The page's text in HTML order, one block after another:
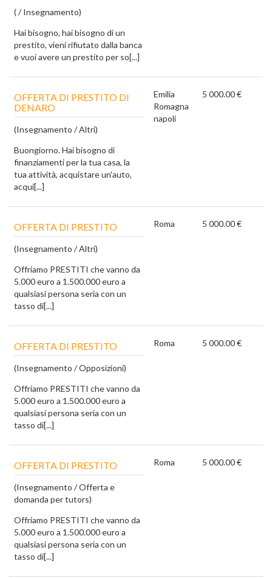
( / Insegnamento)
Hai bisogno, hai bisogno di un
prestito, vieni rifiutato dalla banca
e vuoi avere un prestito per so[...]
OFFERTA DI PRESTITO DI
DENARO
(Insegnamento / Altri)
Buongiorno. Hai bisogno di
finanziamenti per la tua casa, la
tua attività, acquistare un'auto,
acqui[...]
Emilia
Romagna
napoli
5 000.00 €
OFFERTA DI PRESTITO
(Insegnamento / Altri)
Offriamo PRESTITI che vanno da
5.000 euro a 1.500.000 euro a
qualsiasi persona seria con un
tasso di[...]
Roma 5 000.00 €
OFFERTA DI PRESTITO
(Insegnamento / Opposizioni)
Offriamo PRESTITI che vanno da
5.000 euro a 1.500.000 euro a
qualsiasi persona seria con un
tasso di[...]
Roma 5 000.00 €
OFFERTA DI PRESTITO
(Insegnamento / Offerta e
domanda per tutors)
Offriamo PRESTITI che vanno da
5.000 euro a 1.500.000 euro a
qualsiasi persona seria con un
tasso di[...]
Roma 5 000.00 €